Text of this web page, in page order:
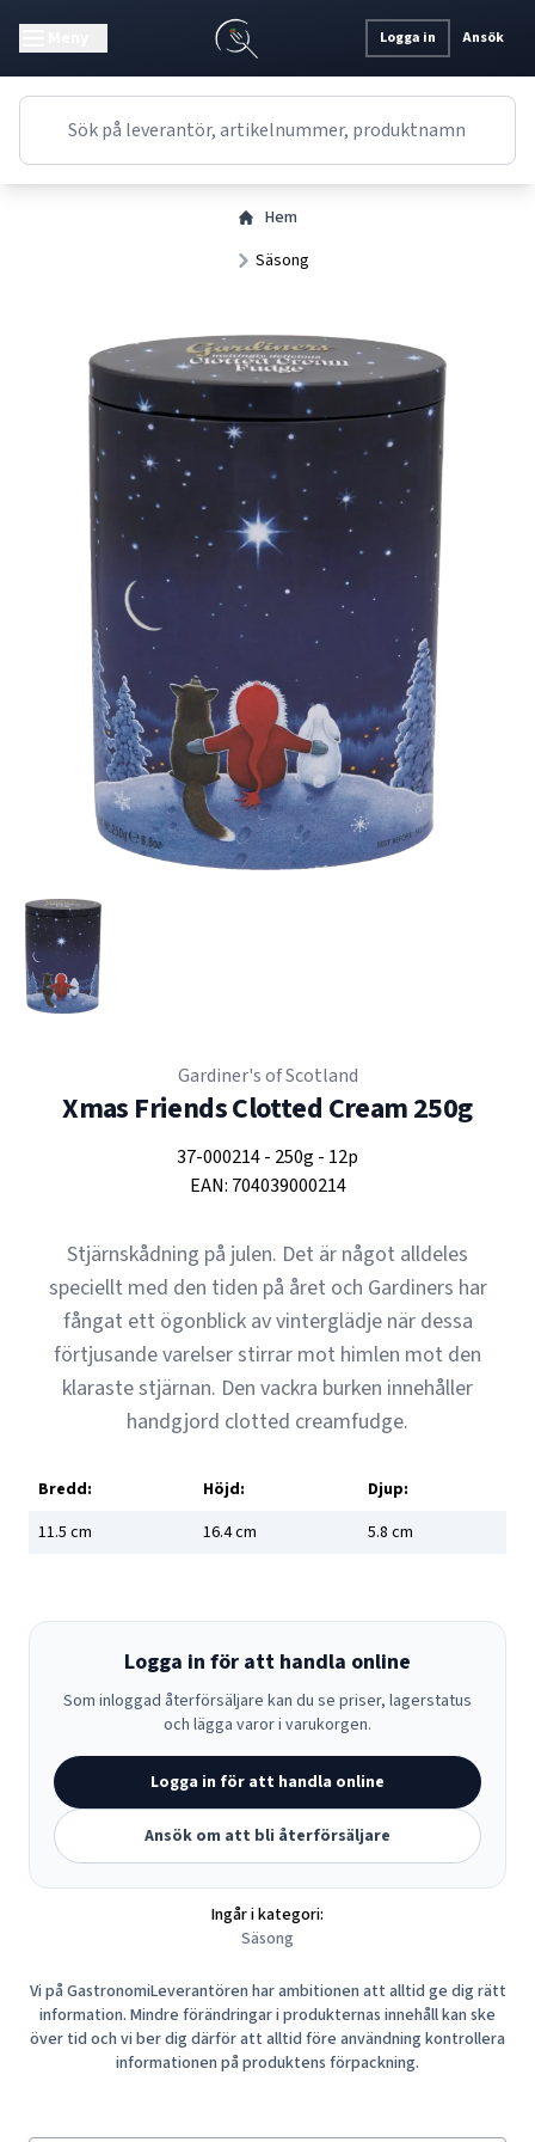
Logga in Ansök
Hem
Säsong
Gardiner's of Scotland
Xmas Friends Clotted Cream 250g
37-000214- 250g - 12p
EAN: 704039000214
Stjärnskådning på julen. Det är något alldeles
speciellt med den tiden på året och Gardiners har
fångat ett ögonblick av vinterglädje när dessa
förtjusande varelser stirrar mot himlen mot den
klaraste stjärnan. Den vackra burken innehåller
handgjord clotted creamfudge.
Bredd: Höjd:
Djup:
11.5 cm 16.4cm 5.8 cm
Logga in för att handla online
Som inloggad återförsäljare kan du se priser, lagerstatus
och lägga varor i varukorgen.
Logga in för att handla online
Ansök om att bli återförsäljare
Ingår i kategori:
Säsong
Vi på GastronomiLeverantören har ambitionen att alltid ge dig rätt
information. Mindre förändringar i produkternas innehåll kan ske
över tid och vi ber dig därför att alltid före användning kontrollera
informationen på produktens förpackning.